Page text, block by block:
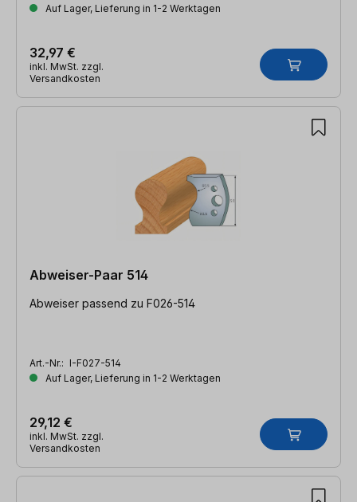
Auf Lager, Lieferung in 1-2 Werktagen
32,97 €
inkl. MwSt. zzgl.
Versandkosten
Abweiser-Paar 514
Abweiser passend zu F026-514
Art.-Nr.: I-F027-514
Auf Lager, Lieferung in 1-2 Werktagen
29,12 €
inkl. MwSt. zzgl.
Versandkosten